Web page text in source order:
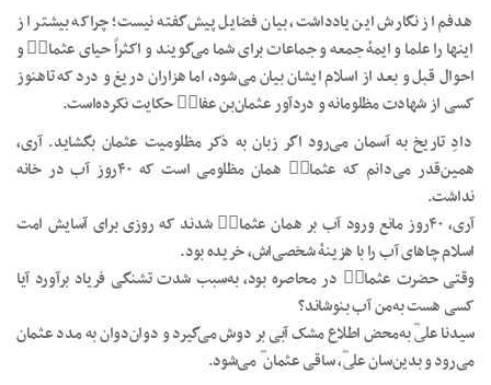
هدفم از نگارش این یادداشت، بیان فضایل پیش‌گفته نیست؛ چراکه بیشتر از
اینها را علما و ایمهٔ جمعه و جماعات برای شما می‌گویند و اکثراً حیای عثمانؓ و
احوال قبل و بعد از اسلام ایشان بیان می‌شود، اما هزاران دریغ و درد که تاهنوز
کسی از شهادت مظلومانه و دردآور عثمان‌بن عفانؓ حکایت نکرده‌است.
دادِ تاریخ به‌ آسمان می‌رود اگر زبان به ذکر مظلومیت عثمان بگشاید. آری،
همین‌قدر می‌دانم که عثمانؓ همان مظلومی است که ۴۰روز آب در خانه
نداشت.
آری، ۴۰روز مانع ورود آب بر همان عثمانؓ شدند که روزی برای آسایش امت
اسلام چاهای آب را با هزینهٔ شخصی‌اش، خریده بود.
وقتی حضرت عثمانؓ در محاصره بود، به‌سبب شدت تشنگی فریاد برآورد آیا
کسی هست به‌من آب بنوشاند؟
سیدنا علیؓ به‌محض اطلاع مشک آبی بر دوش می‌گیرد و دوان‌دوان به مدد عثمان
می‌رود و بدین‌سان علیؓ، ساقی عثمان ؓ می‌شود.